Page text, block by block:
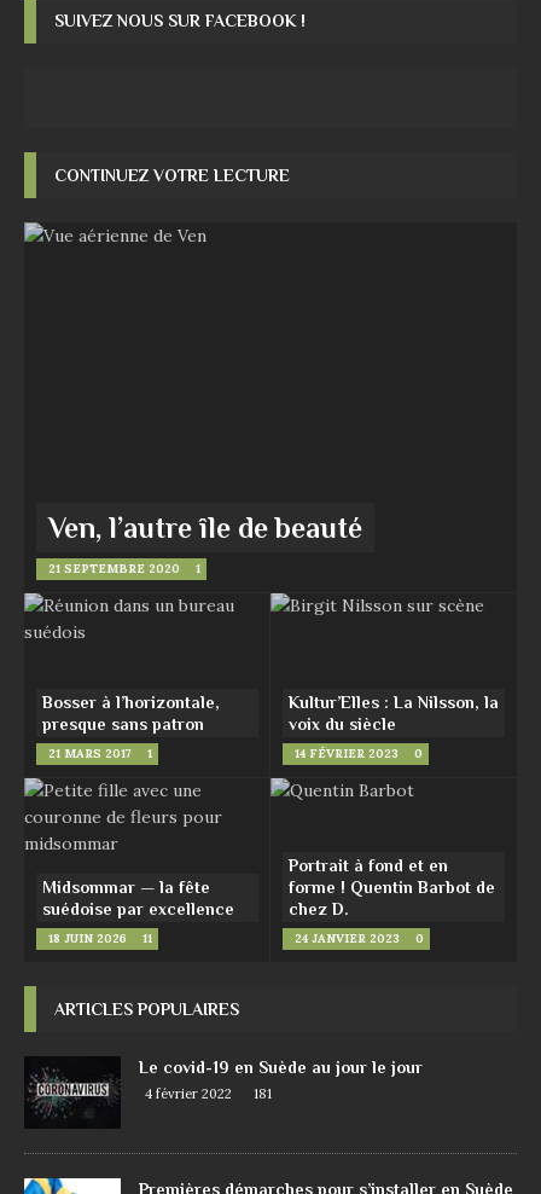
SUIVEZ NOUS SUR FACEBOOK !
CONTINUEZ VOTRE LECTURE
Ven, l’autre île de beauté
21 SEPTEMBRE 2020 1
Bosser à l’horizontale,
presque sans patron
21 MARS 2017 1
Kultur’Elles : La Nilsson, la
voix du siècle
14 FÉVRIER 2023 0
Midsommar — la fête
suédoise par excellence
18 JUIN 2026 11
Portrait à fond et en
forme ! Quentin Barbot de
chez D.
24 JANVIER 2023 0
ARTICLES POPULAIRES
Le covid-19 en Suède au jour le jour
4 février 2022 181
Premières démarches pour s’installer en Suède